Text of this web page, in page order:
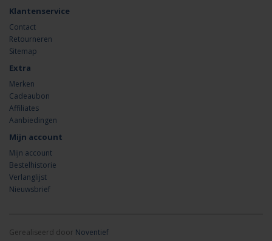
Klantenservice
Contact
Retourneren
Sitemap
Extra
Merken
Cadeaubon
Affiliates
Aanbiedingen
Mijn account
Mijn account
Bestelhistorie
Verlanglijst
Nieuwsbrief
Gerealiseerd door Noventief